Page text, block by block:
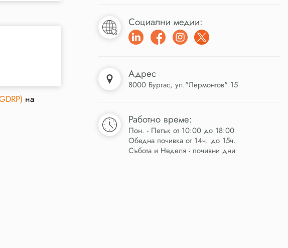
на
Социални медии:
Адрес
8000 Бургас, ул."Лермонтов" 15
Работно време:
Пон. - Петък от 10:00 до 18:00
Обедна почивка от 14ч. до 15ч.
Събота и Неделя - почивни дни